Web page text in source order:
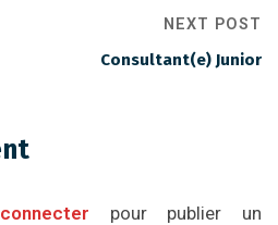
NEXT POST
Consultant(e) Junior
pour publier un